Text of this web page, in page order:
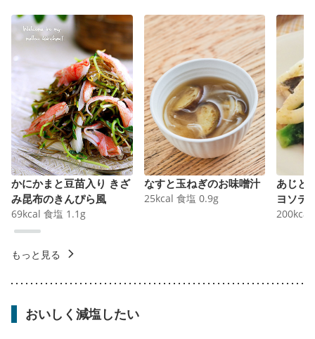
かにかまと豆苗入り きざ
み昆布のきんぴら風
69kcal 食塩 1.1 g
なすと玉ねぎのお味噌汁
25kcal 食塩 0.9g
あじと
ヨソテ
200kcal
もっと見る
おいしく減塩したい